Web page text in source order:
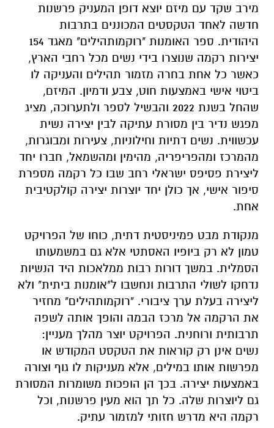
מירב שקד עם מיזם יוצא דופן המעניק פרשנות
חדשה לאחד הטקסטים המכוננים בתרבות
היהודית. ספר האומנות "רוקמותהילים" מאגד 154
יצירות רקמה שנוצרו בידי נשים מכל רחבי הארץ,
כאשר כל אחת בחרה מזמור תהילים והעניקה לו
ביטוי אישי באמצעות חוט, צבע ודמיון. המיזם,
שהחל בשנת 2022 והבשיל לספר ולתערוכה, מציג
מפגש נדיר בין מסורת עתיקה לבין יצירה נשית
עכשווית. נשים דתיות וחילוניות, צעירות ומבוגרות,
מהמרכז ומהפריפריה, מהימין ומהשמאל, חברו יחד
ליצירת פסיפס ישראלי רחב שבו כל רקמה מספרת
סיפור אישי, אך כולן יחד יוצרות יצירה קולקטיבית
אחת.
מנקודת מבט פמיניסטית דתית, כוחו של הפרויקט
טמון לא רק ביופיו האסתטי אלא גם במשמעותו
הסמלית. במשך דורות רבות ממלאכות היד הנשיות
נדחקו לשולי התרבות ונחשבו ל"אומנות ביתית" ולא
ליצירה בעלת ערך ציבורי. "רוקמותהילים" מחזיר
את הרקמה אל מרכז הבמה והופך אותה לשפה
תרבותית ורוחנית. הפרויקט יוצר מהלך מעניין:
נשים אינן רק קוראות את הטקסט המקודש או
מפרשות אותו במילים, אלא מעניקות לו גוף וצורה
באמצעות יצירה. בכך הן הופכות משומרות המסורת
גם ליוצרות שלה. כל תך הוא מעין פרשנות, וכל
רקמה היא מדרש חזותי למזמור עתיק.